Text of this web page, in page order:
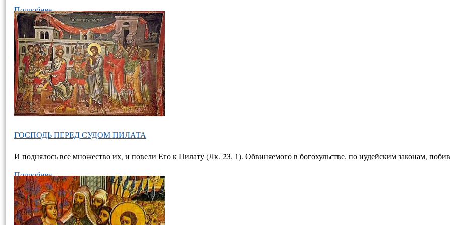
Подробнее…
ГОСПОДЬ ПЕРЕД СУДОМ ПИЛАТА
И поднялось все множество их, и повели Его к Пилату (Лк. 23, 1). Обвиняемого в богохульстве, по иудейским законам,
Подробнее…